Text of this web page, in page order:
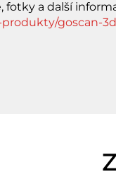
fotky a další
goscan-